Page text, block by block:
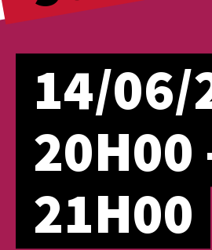
14/06/
20H00
21H00